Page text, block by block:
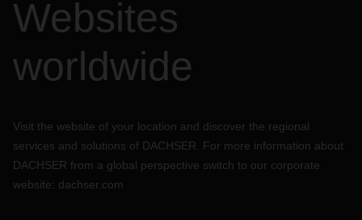
Websites
worldwide
Visit the website of your location and discover the regional
services and solutions of DACHSER. For more information about
DACHSER from a global perspective switch to our corporate
website: dachser.com